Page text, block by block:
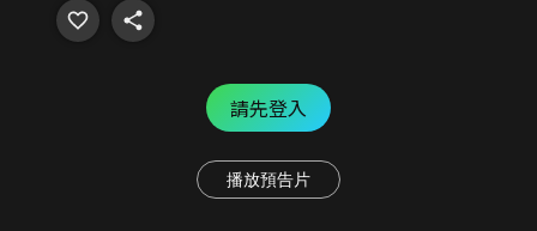
請先登入
播放預告片